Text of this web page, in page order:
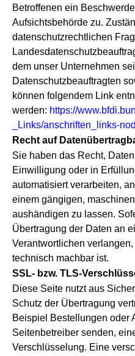
Betroffenen ein
Aufsichtsbehörde zu.
datenschutzrechtlichen
dem unser Unternehmen
Datenschutzbeauftragten
können folgendem Link
werden: https://
_Links/anschriften_links-
Recht auf
Sie haben das Recht,
Einwilligung oder in
automatisiert verarbeiten,
einem gängigen,
aushändigen zu lassen.
Übertragung der Daten an
Verantwortlichen
technisch machbar ist.
SSL- bzw. TLS-
Diese Seite nutzt aus
Schutz der Übertragung
Beispiel Bestellungen oder
Seitenbetreiber senden,
Verschlüsselung. Eine